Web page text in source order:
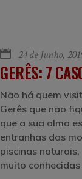
24 de Junho,
GERÊS: 7
Não há quem
Gerês que não
que a sua alma
entranhas das
piscinas
muito